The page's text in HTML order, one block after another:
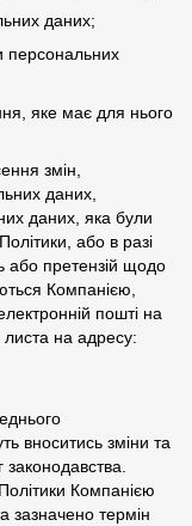
даних;
персональних
яке має для нього
змін,
даних,
даних, яка були
або в разі
або претензій щодо
Компанією,
пошті на
на адресу:
вноситись зміни та
законодавства.
Компанією
зазначено термін